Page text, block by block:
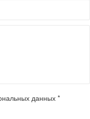
данных *